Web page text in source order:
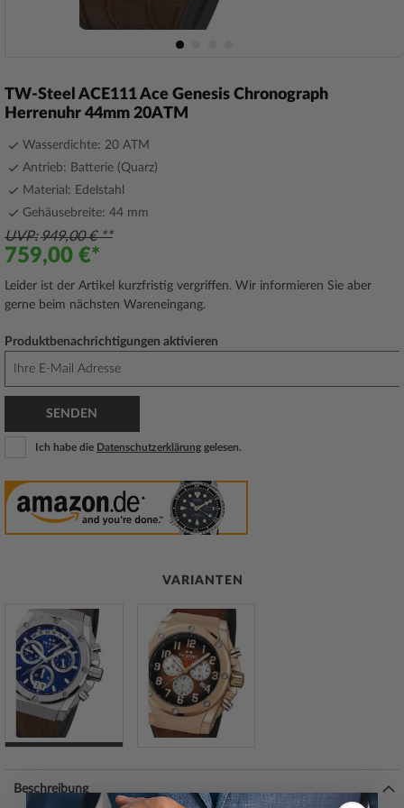
der
Bildergalerie
springen
TW-Steel ACE111 Ace Genesis Chronograph
Herrenuhr 44mm 20ATM
Wasserdichte: 20 ATM
Antrieb: Batterie (Quarz)
Material: Edelstahl
Gehäusebreite: 44 mm
UVP 949,00 €
759,00 €
Leider ist der Artikel kurzfristig vergriffen. Wir informieren Sie aber
gerne beim nächsten Wareneingang.
Produktbenachrichtigungen aktivieren
SENDEN
Ich habe die Datenschutzerklärung gelesen.
VARIANTEN
Beschreibung